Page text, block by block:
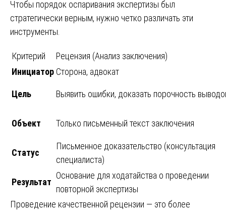
Чтобы порядок оспаривания экспертизы был
стратегически верным, нужно четко различать эти
инструменты.
Критерий
Рецензия (Анализ заключения)
Инициатор Сторона, адвокат
Цель Выявить ошибки, доказать порочность
Объект Только письменный текст заключения
Статус
Письменное доказательство (консультация
специалиста)
Результат
Основание для ходатайства о проведении
повторной экспертизы
Проведение качественной рецензии — это более